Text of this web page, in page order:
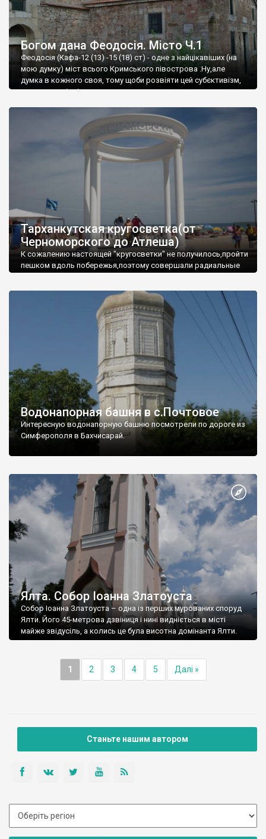
Богом дана Феодосія. Місто Ч.1
Феодосія (Кафа-12 (13) -15 (18) ст) - одне з найцікавіших (на
мою думку) міст всього Кримського півострова .Ну,але
думка в кожного своя, тому щоби розвіяти цей субєктивізм,
запрошую відвідати це
Тарханкутская кругосветка(от
Черноморского до Атлеша)
К сожалению настоящей "кругосветки" не получилось,пройти
пешком вдоль побережья,поэтому совершали радиальные
Водонапорная башня в с.Почтовое
Интересную водонапорную башню посмотрели по дороге из
Симферополя в Бахчисарай.
Ялта. Собор Іоанна Златоуста
Собор Іоанна Златоуста – одна із перших мурованих споруд
Ялти. Його 45-метрова дзвіниця і нині видніється в місті
майже звідусіль, а колись це була висотна домінанта Ялти.
1 2 3 4 5 Далі »
Станьте нашим автором